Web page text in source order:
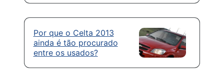
Por que o Celta 2013
ainda é tão procurado
entre os usados?